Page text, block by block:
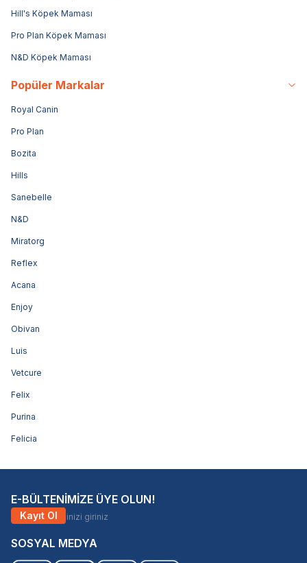
Hill's Köpek Maması
Pro Plan Köpek Maması
N&D Köpek Maması
Popüler Markalar
Royal Canin
Pro Plan
Bozita
Hills
Sanebelle
N&D
Miratorg
Reflex
Acana
Enjoy
Obivan
Luis
Vetcure
Felix
Purina
Felicia
E-BÜLTENİMİZE ÜYE OLUN!
Kayıt Ol
SOSYAL MEDYA